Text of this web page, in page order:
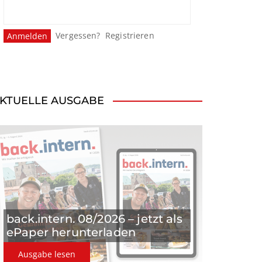
Vergessen? Registrieren
AUSGABE
back.intern. 08/2026 – jetzt als
ePaper herunterladen
Ausgabe lesen